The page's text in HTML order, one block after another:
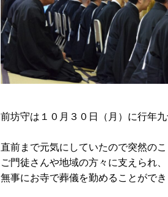
前坊守は１０月３０日（月）に行年九
直前まで元気にしていたので突然のこ
ご門徒さんや地域の方々に支えられ、
無事にお寺で葬儀を勤めることができ